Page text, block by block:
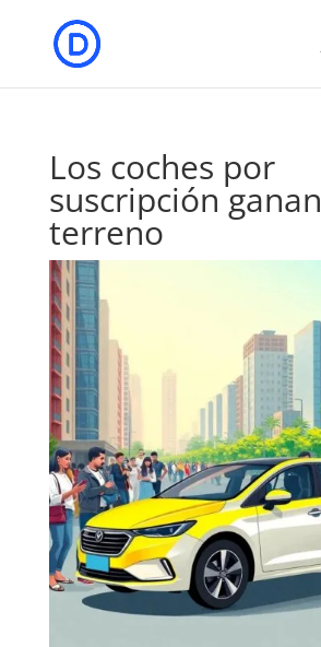
Los coches por
suscripción ganan
terreno